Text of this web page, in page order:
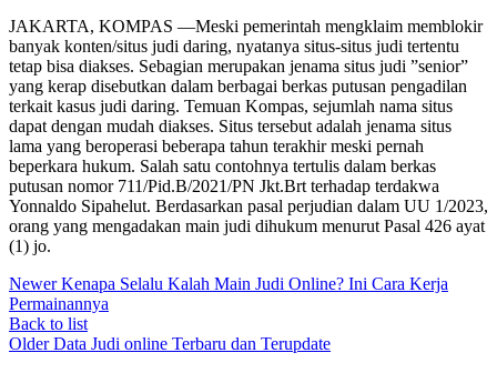
JAKARTA, KOMPAS —Meski pemerintah mengklaim memblokir
banyak konten/situs judi daring, nyatanya situs-situs judi tertentu
tetap bisa diakses. Sebagian merupakan jenama situs judi ”senior”
yang kerap disebutkan dalam berbagai berkas putusan pengadilan
terkait kasus judi daring. Temuan Kompas, sejumlah nama situs
dapat dengan mudah diakses. Situs tersebut adalah jenama situs
lama yang beroperasi beberapa tahun terakhir meski pernah
beperkara hukum. Salah satu contohnya tertulis dalam berkas
putusan nomor 711/Pid.B/2021/PN Jkt.Brt terhadap terdakwa
Yonnaldo Sipahelut. Berdasarkan pasal perjudian dalam UU 1/2023,
orang yang mengadakan main judi dihukum menurut Pasal 426 ayat
(1) jo.
Newer Kenapa Selalu Kalah Main Judi Online? Ini Cara Kerja
Permainannya
Back to list
Older Data Judi online Terbaru dan Terupdate